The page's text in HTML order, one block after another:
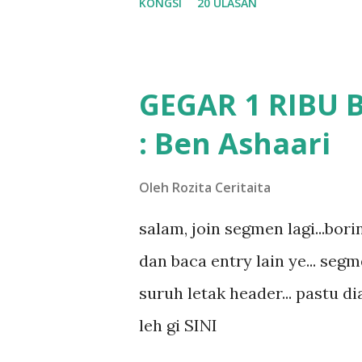
sapa pun masa tu.. bila
teruknya kami sebagai
bila abg long dah masuk 2
GEGAR 1 RIBU
: Ben Ashaari
Oleh Rozita Ceritaita
salam, join segmen
dan baca entry lain ye...
suruh letak header... pastu
leh gi SINI